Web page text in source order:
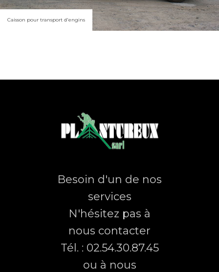
Caisson pour transport d'engins
Besoin d'un de nos
services
N'hésitez pas à
nous contacter
Tél. : 02.54.30.87.45
ou à nous